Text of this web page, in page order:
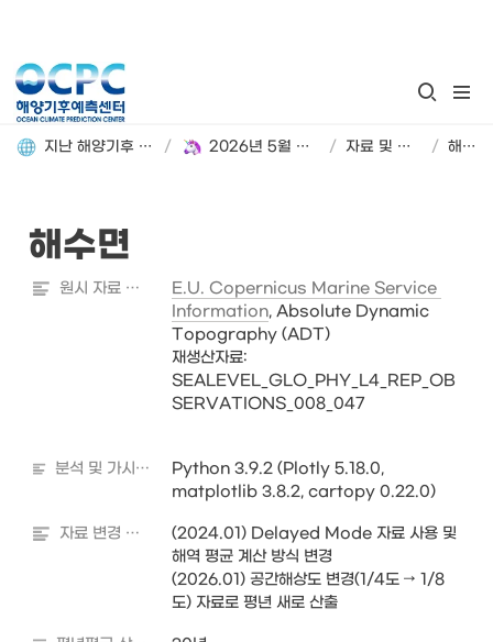
지난 해양기후 분석정보 돌아보기 / 2026년 5월 해양기후 분석정보 / 자료 및 분석 정보 / 해수면
해수면
원시 자료 출처
E.U. Copernicus Marine Service
Information, Absolute Dynamic
Topography (ADT)
재생산자료:
SEALEVEL_GLO_PHY_L4_REP_OB
SERVATIONS_008_047
분석 및 가시화 도구
Python 3.9.2 (Plotly 5.18.0,
matplotlib 3.8.2, cartopy 0.22.0)
자료 변경 내역
(2024.01) Delayed Mode 자료 사용 및
해역 평균 계산 방식 변경
(2026.01) 공간해상도 변경(1/4도 → 1/8
도) 자료로 평년 새로 산출